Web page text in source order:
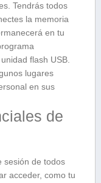
Tendrás todos
la memoria
en tu
flash USB.
lugares
en sus
de
sesión de todos
acceder, como tu